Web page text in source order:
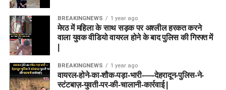
BREAKINGNEWS 1 year ago
मेरठ में महिला के साथ सड़क पर अश्लील हरकत करने
वाला युवक वीडियो वायरल होने के बाद पुलिस की गिरफ्त में
BREAKINGNEWS 1 year ago
वायरल-होने-का-शौक-पड़ा-भारी-—-देहरादून-पुलिस-ने-
स्टंटबाज़-युवती-पर-की-चालानी-कार्रवाई |